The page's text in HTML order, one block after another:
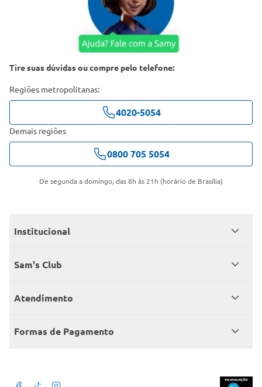
Tire suas dúvidas ou compre pelo telefone:
Regiões metropolitanas:
4020-5054
Demais regiões
0800 705 5054
De segunda a domingo, das 8h às 21h (horário de Brasília)
Institucional
Quem somos
Encontre um Clube
Sam's Club
Seja sócio
Member’s Mark
Atendimento
Fale conosco
Atendimento em libras
Formas de Pagamento